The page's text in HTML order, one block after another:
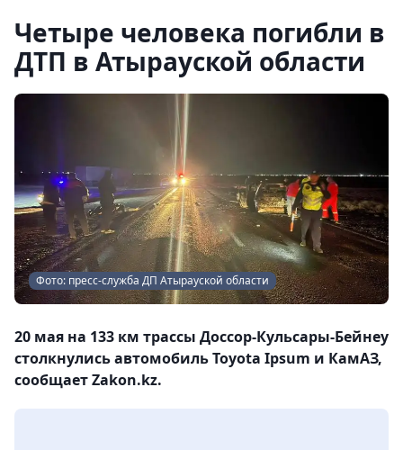
Четыре человека погибли в
ДТП в Атырауской области
Фото: пресс-служба ДП Атырауской области
20 мая на 133 км трассы Доссор-Кульсары-Бейнеу
столкнулись автомобиль Toyota Ipsum и КамАЗ,
сообщает Zakon.kz.